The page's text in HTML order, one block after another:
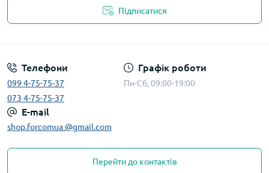
Підписатися
Телефони
099 4-75-75-37
073 4-75-75-37
Графік роботи
Пн-Сб, 09:00-19:00
E-mail
shop.forcomua @gmail.com
Перейти до контактів